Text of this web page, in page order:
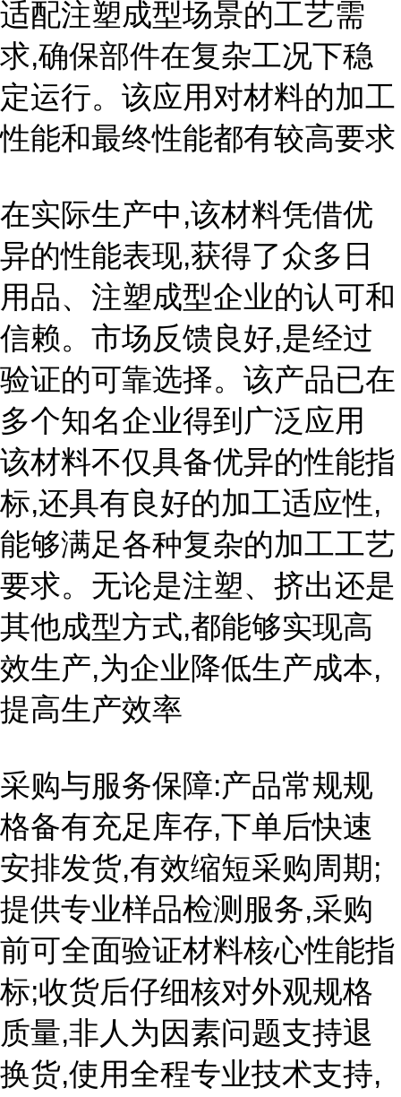
适配注塑成型场景的工艺需
求,确保部件在复杂工况下稳
定运行。该应用对材料的加工
性能和最终性能都有较高要求
在实际生产中,该材料凭借优
异的性能表现,获得了众多日
用品、注塑成型企业的认可和
信赖。市场反馈良好,是经过
验证的可靠选择。该产品已在
多个知名企业得到广泛应用
该材料不仅具备优异的性能指
标,还具有良好的加工适应性,
能够满足各种复杂的加工工艺
要求。无论是注塑、挤出还是
其他成型方式,都能够实现高
效生产,为企业降低生产成本,
提高生产效率
采购与服务保障:产品常规规
格备有充足库存,下单后快速
安排发货,有效缩短采购周期;
提供专业样品检测服务,采购
前可全面验证材料核心性能指
标;收货后仔细核对外观规格
质量,非人为因素问题支持退
换货,使用全程专业技术支持,